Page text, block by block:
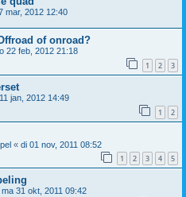
mar, 2012 12:40
of onroad?
22 feb, 2012 21:18
1 2 3
jan, 2012 14:49
1 2
« di 01 nov, 2011 08:52
1 2 3 4 5
ma 31 okt, 2011 09:42